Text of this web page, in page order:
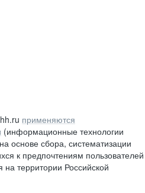
применяются
(информационные технологии
основе сбора, систематизации
к предпочтениям пользователей
территории Российской